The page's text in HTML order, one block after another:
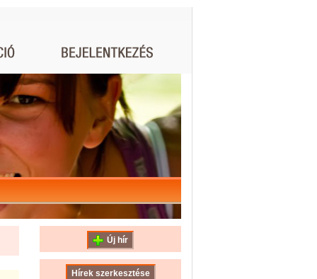
Új hír
Hírek szerkesztése